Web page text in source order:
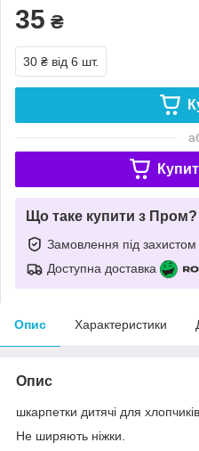
35 ₴
30 ₴ від 6 шт.
Що таке купити з Пром?
Замовлення під захистом
Доступна доставка
Опис Характеристики
Опис
шкарпетки дитячі для
Не ширяють ніжки.